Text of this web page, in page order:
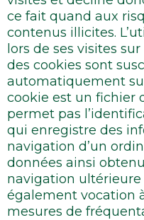
ce fait quand aux
contenus illicites.
lors de ses visites
des cookies sont
automatiquement
cookie est un fichier
permet pas
qui enregistre des
navigation d’un
données ainsi
navigation
également vocation
mesures de